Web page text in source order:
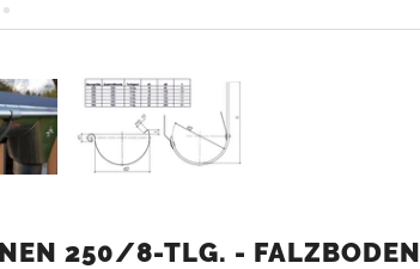
250/8-TLG. - FALZBODEN